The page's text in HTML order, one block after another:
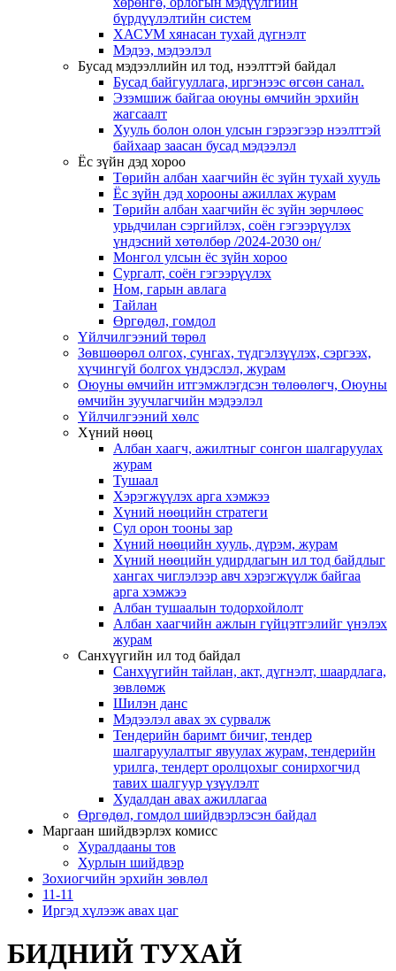
бүрдүүлэлтийн систем
ХАСУМ хянасан тухай дүгнэлт
Мэдээ, мэдээлэл
Бусад мэдээллийн ил тод, нээлттэй байдал
Бусад байгууллага, иргэнээс өгсөн санал.
Эзэмшиж байгаа оюуны өмчийн эрхийн
жагсаалт
Хууль болон олон улсын гэрээгээр нээлттэй
байхаар заасан бусад мэдээлэл
Ёс зүйн дэд хороо
Төрийн албан хаагчийн ёс зүйн тухай хууль
Ёс зүйн дэд хорооны ажиллах журам
Төрийн албан хаагчийн ёс зүйн зөрчлөөс
урьдчилан сэргийлэх, соён гэгээрүүлэх
үндэсний хөтөлбөр /2024-2030 он/
Монгол улсын ёс зүйн хороо
Cургалт, cоён гэгээрүүлэх
Ном, гарын авлага
Тайлан
Өргөдөл, гомдол
Үйлчилгээний төрөл
Зөвшөөрөл олгох, сунгах, түдгэлзүүлэх, сэргээх,
хүчингүй болгох үндэслэл, журам
Оюуны өмчийн итгэмжлэгдсэн төлөөлөгч, Оюуны
өмчийн зуучлагчийн мэдээлэл
Үйлчилгээний хөлс
Хүний нөөц
Албан хаагч, ажилтныг сонгон шалгаруулах
журам
Тушаал
Хэрэгжүүлэх арга хэмжээ
Хүний нөөцийн стратеги
Сул орон тооны зар
Хүний нөөцийн хууль, дүрэм, журам
Хүний нөөцийн удирдлагын ил тод байдлыг
хангах чиглэлээр авч хэрэгжүүлж байгаа
арга хэмжээ
Албан тушаалын тодорхойлолт
Албан хаагчийн ажлын гүйцэтгэлийг үнэлэх
журам
Санхүүгийн ил тод байдал
Санхүүгийн тайлан, акт, дүгнэлт, шаардлага,
зөвлөмж
Шилэн данс
Мэдээлэл авах эх сурвалж
Тендерийн баримт бичиг, тендер
шалгаруулалтыг явуулах журам, тендерийн
урилга, тендерт оролцохыг сонирхогчид
тавих шалгуур үзүүлэлт
Худалдан авах ажиллагаа
Өргөдөл, гомдол шийдвэрлэсэн байдал
Маргаан шийдвэрлэх комисс
Хуралдааны тов
Хурлын шийдвэр
Зохиогчийн эрхийн зөвлөл
11-11
Иргэд хүлээж авах цаг
БИДНИЙ ТУХАЙ